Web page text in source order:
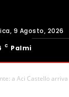
9 Agosto, 2026
C Palmi
a Aci Castello